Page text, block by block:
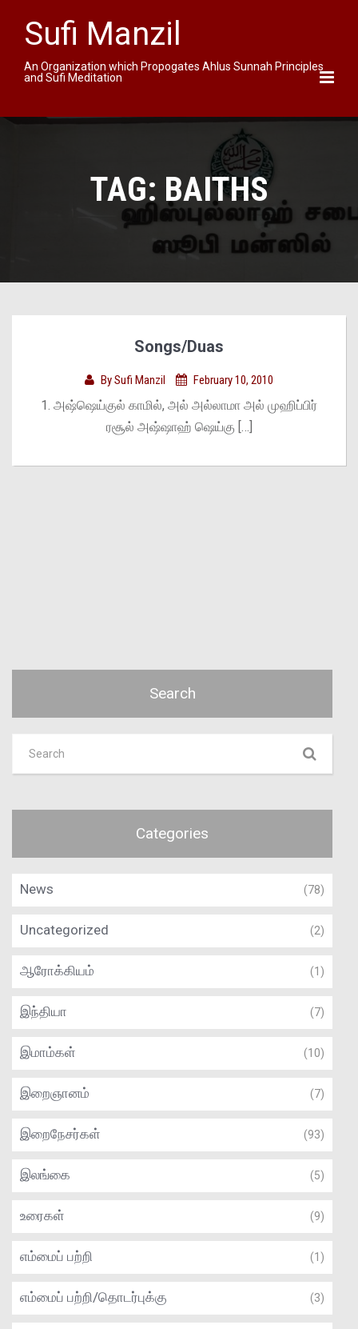
Sufi Manzil
An Organization which Propogates Ahlus Sunnah Principles
and Sufi Meditation
TAG: BAITHS
Songs/Duas
BySufi Manzil February 10, 2010
1. அஷ்ஷெய்குல் காமில், அல் அல்லாமா அல் முஹிப்பிர்
ரசூல் அஷ்ஷாஹ் ஷெய்கு […]
Search
Categories
News (78)
Uncategorized (2)
ஆரோக்கியம் (1)
இந்தியா (7)
இமாம்கள் (10)
இறைஞானம் (7)
இறைநேசர்கள் (93)
இலங்கை (5)
உரைகள் (9)
எம்மைப் பற்றி (1)
எம்மைப் பற்றி/தொடர்புக்கு (3)